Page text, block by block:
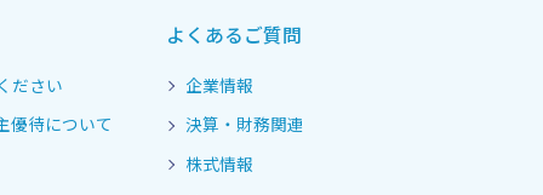
ださい
優待について
よくあるご質問
企業情報
決算・財務関連
株式情報